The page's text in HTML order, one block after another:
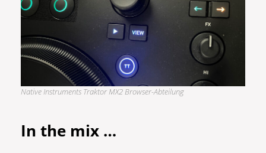
Native Instruments Traktor MX2 Browser-Abteilung
In the mix …